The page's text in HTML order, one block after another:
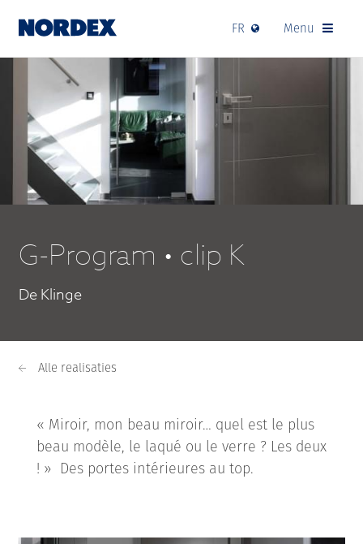
FR Menu
G-Program • clip K
De Klinge
Alle realisaties
« Miroir, mon beau miroir… quel est le plus
beau modèle, le laqué ou le verre ? Les deux
! » Des portes intérieures au top.